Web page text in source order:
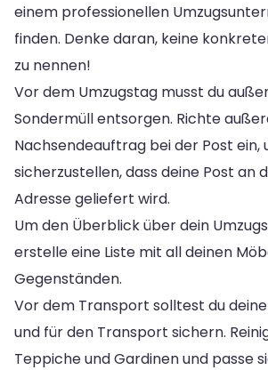
einem professionellen
finden. Denke daran, keine
zu nennen!
Vor dem Umzugstag musst du
Sondermüll entsorgen. Richte
Nachsendeauftrag bei der Post ein,
sicherzustellen, dass deine Post an
Adresse geliefert wird.
Um den Überblick über dein
erstelle eine Liste mit all deinen
Gegenständen.
Vor dem Transport solltest du
und für den Transport sichern.
Teppiche und Gardinen und passe